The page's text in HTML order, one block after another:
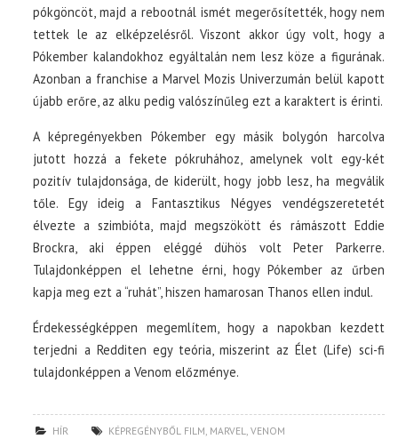
pókgöncöt, majd a rebootnál ismét megerősítették, hogy nem
tettek le az elképzelésről. Viszont akkor úgy volt, hogy a
Pókember kalandokhoz egyáltalán nem lesz köze a figurának.
Azonban a franchise a Marvel Mozis Univerzumán belül kapott
újabb erőre, az alku pedig valószínűleg ezt a karaktert is érinti.
A képregényekben Pókember egy másik bolygón harcolva
jutott hozzá a fekete pókruhához, amelynek volt egy-két
pozitív tulajdonsága, de kiderült, hogy jobb lesz, ha megválik
tőle. Egy ideig a Fantasztikus Négyes vendégszeretetét
élvezte a szimbióta, majd megszökött és rámászott Eddie
Brockra, aki éppen eléggé dühös volt Peter Parkerre.
Tulajdonképpen el lehetne érni, hogy Pókember az űrben
kapja meg ezt a “ruhát”, hiszen hamarosan Thanos ellen indul.
Érdekességképpen megemlítem, hogy a napokban kezdett
terjedni a Redditen egy teória, miszerint az Élet (Life) sci-fi
tulajdonképpen a Venom előzménye.
HÍR KÉPREGÉNYBŐL FILM, MARVEL,VENOM